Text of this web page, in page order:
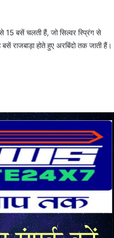
बसें चलती हैं, जो सिल्वर स्प्रिंग से
होते हुए अरबिंदो तक जाती हैं।